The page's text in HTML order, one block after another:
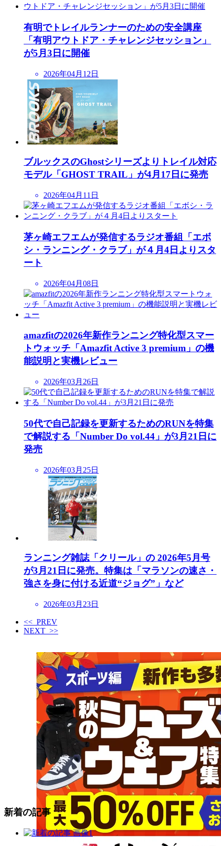
有明でトレイルランナーのための安全講座
「有明アウトドア・チャレンジセッション」
が5月3日に開催
2026年04月12日
ブルックスのGhostシリーズよりトレイル対応
モデル「GHOST TRAIL」が4月17日に発売
2026年04月11日
茅ヶ崎エフエムが発信するラジオ番組「エボ
シ・ランニング・クラブ」が４月4日よりスタ
ート
2026年04月08日
amazfitの2026年新作ランニング特化型スマー
トウォッチ「Amazfit Active 3 premium」の機
能説明と実機レビュー
2026年03月26日
50代で自己記録を更新するためのRUNを特集
で解説する「Number Do vol.44」が3月21日に
発売
2026年03月25日
ランニング雑誌「クリール」の 2026年5月号
が3月21日に発売。特集は「マラソンの速さ・
強さを身に付ける近道“ジョグ”」など
2026年03月23日
<< PREV
NEXT >>
新着の記事